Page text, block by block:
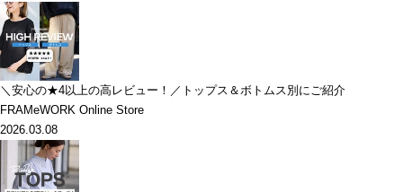
＼安心の★4以上の高レビュー！／トップス＆ボトムス別にご紹介
FRAMeWORK Online Store
2026.03.08